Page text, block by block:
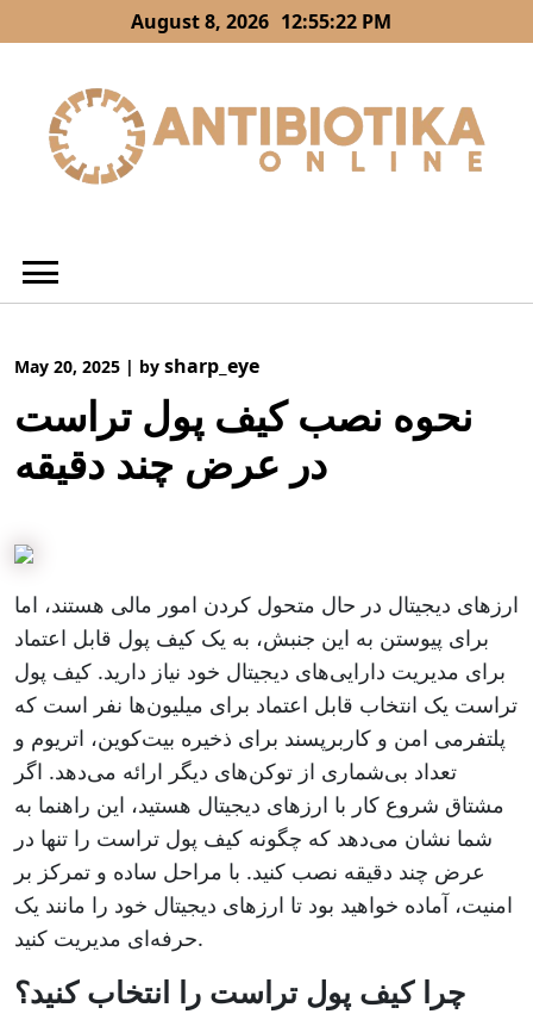
to
August 8, 2026 12:55:23 PM
May 20, 2025 | by sharp_eye
نحوه نصب کیف پول تراست
در عرض چند دقیقه
ارزهای دیجیتال در حال متحول کردن امور مالی هستند، اما
برای پیوستن به این جنبش، به یک کیف پول قابل اعتماد
برای مدیریت دارایی‌های دیجیتال خود نیاز دارید. کیف پول
تراست یک انتخاب قابل اعتماد برای میلیون‌ها نفر است که
پلتفرمی امن و کاربرپسند برای ذخیره بیت‌کوین، اتریوم و
تعداد بی‌شماری از توکن‌های دیگر ارائه می‌دهد. اگر
مشتاق شروع کار با ارزهای دیجیتال هستید، این راهنما به
شما نشان می‌دهد که چگونه کیف پول تراست را تنها در
عرض چند دقیقه نصب کنید. با مراحل ساده و تمرکز بر
امنیت، آماده خواهید بود تا ارزهای دیجیتال خود را مانند یک
حرفه‌ای مدیریت کنید.
چرا کیف پول تراست را انتخاب کنید؟